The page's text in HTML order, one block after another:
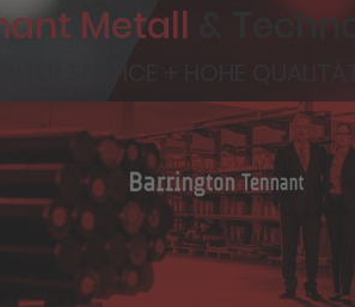
Metall &
SERVICE + HOHE QUALITÄT